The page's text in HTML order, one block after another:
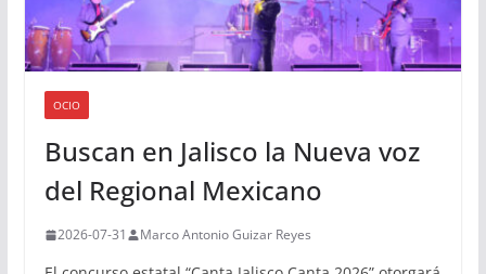
OCIO
Buscan en Jalisco la Nueva voz
del Regional Mexicano
2026-07-31 Marco Antonio Guizar Reyes